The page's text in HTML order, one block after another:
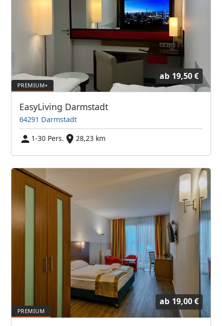
ab 19,50 €
EasyLiving Darmstadt
64291 Darmstadt
1-30 Pers.
28,23 km
ab 19,00 €